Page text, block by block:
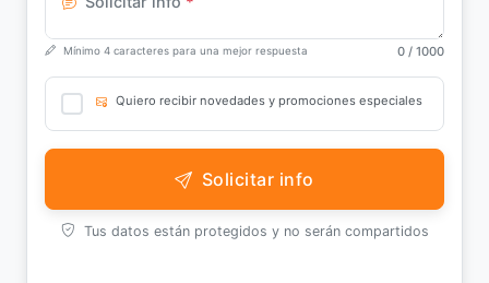
Mínimo 4 caracteres para una mejor respuesta 0 / 1000
Quiero recibir novedades y promociones especiales
Solicitar info
Tus datos están protegidos y no serán compartidos